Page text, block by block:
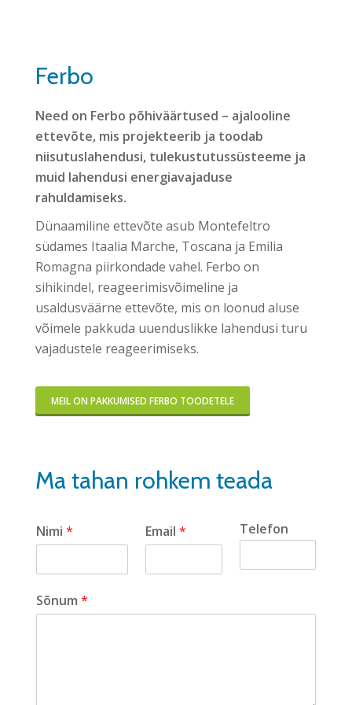
Ferbo
Need on Ferbo põhiväärtused – ajalooline
ettevõte, mis projekteerib ja toodab
niisutuslahendusi, tulekustutussüsteeme ja
muid lahendusi energiavajaduse
rahuldamiseks.
Dünaamiline ettevõte asub Montefeltro
südames Itaalia Marche, Toscana ja Emilia
Romagna piirkondade vahel. Ferbo on
sihikindel, reageerimisvõimeline ja
usaldusväärne ettevõte, mis on loonud aluse
võimele pakkuda uuenduslikke lahendusi turu
vajadustele reageerimiseks.
MEIL ON PAKKUMISED FERBO TOODETELE
Ma tahan rohkem teada
Nimi * Email* Telefon
Sõnum *